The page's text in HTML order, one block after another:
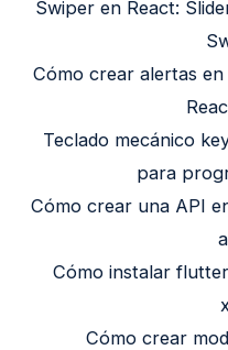
Swiper en React:
Cómo crear alertas
Teclado mecánico
para
Cómo crear una API
Cómo instalar
Cómo crear